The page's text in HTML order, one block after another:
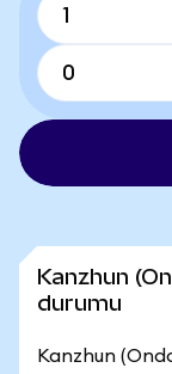
Kanzhun
durumu
Kanzhun